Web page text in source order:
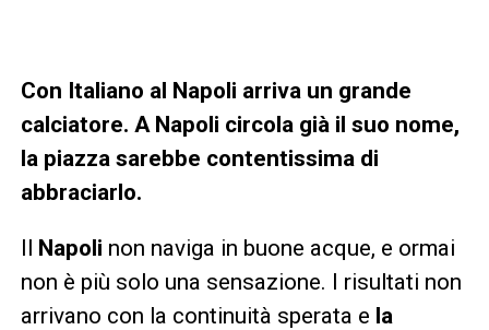
Con Italiano al Napoli arriva un grande
calciatore. A Napoli circola già il suo nome,
la piazza sarebbe contentissima di
abbraciarlo.
Il Napoli non naviga in buone acque, e ormai
non è più solo una sensazione. I risultati non
arrivano con la continuità sperata e la